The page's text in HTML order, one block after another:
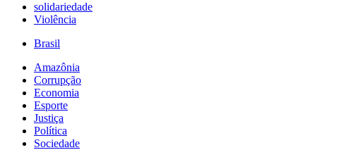
solidariedade
Violência
Brasil
Amazônia
Corrupção
Economia
Esporte
Justiça
Política
Sociedade